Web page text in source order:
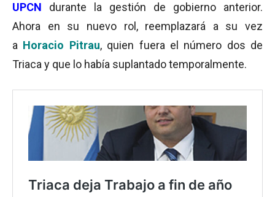
UPCN durante la gestión de gobierno anterior.
Ahora en su nuevo rol, reemplazará a su vez
a Horacio Pitrau, quien fuera el número dos de
Triaca y que lo había suplantado temporalmente.